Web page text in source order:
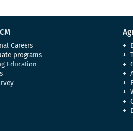
Careers
programs
Education